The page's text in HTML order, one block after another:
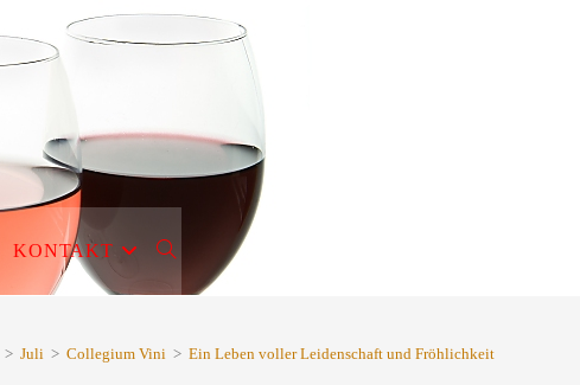
KONTAKT WEBSITE-
> Juli > Collegium Vini > Ein Leben voller Leidenschaft und Fröhlichkeit